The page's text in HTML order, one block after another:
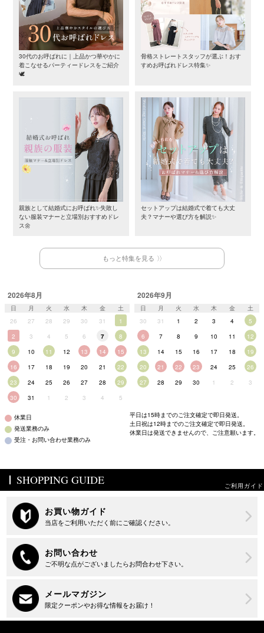
30代のお呼ばれに｜上品かつ華やかに
着こなせるパーティードレスをご紹介
🕊️
骨格ストレートスタッフが選ぶ！おす
すめお呼ばれドレス特集✨
親族として結婚式にお呼ばれ✨失敗し
ない服装マナーと立場別おすすめドレ
ス🌼
セットアップは結婚式で着ても大丈
夫？マナーや選び方を解説✨
もっと特集を見る
2026年8月
日 月 火 水 木 金
土
26
27 28 29 30 31
1
2
3 4 5 6 7
8
9
10 11 12 13 14
15
16
17 18 19 20 21
22
23
24 25 26 27 28
29
30
31 1 2 3 4 5
2026年9月
日 月 火 水 木 金
土
30
31 1 2 3 4
5
6
7 8 9 10 11
12
13
14 15 16 17 18
19
20
21 22 23 24 25
26
27
28 29 30 1 2 3
休業日
発送業務のみ
受注・お問い合わせ業務のみ
平日は15時までのご注文確定で即日発送。
土日祝は12時までのご注文確定で即日発送。
休業日は発送できませんので、ご注意願います。
SHOPPING GUIDE ご利用ガイド